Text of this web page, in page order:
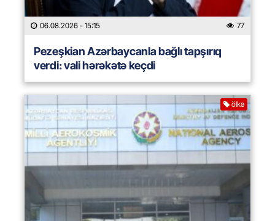
06.08.2026 - 15:15 77
Pezeşkian Azərbaycanla bağlı tapşırıq
verdi: vali hərəkətə keçdi
ölkə